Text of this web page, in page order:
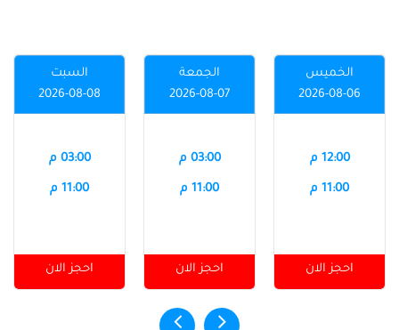
الخميس
2026-08-06
12:00 م
11:00 م
احجز الان
الجمعة
2026-08-07
03:00 م
11:00 م
احجز الان
السبت
2026-08-08
03:00 م
11:00 م
احجز الان